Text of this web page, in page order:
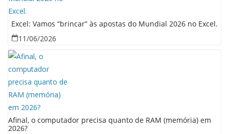
Excel: Vamos “brincar” às apostas do Mundial 2026 no Excel.
11/06/2026
Afinal, o computador precisa quanto de RAM (memória) em
2026?